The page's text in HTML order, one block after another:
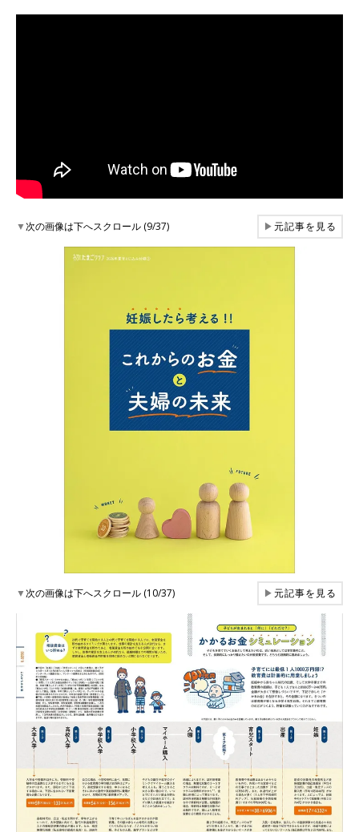
▼次の画像は下へスクロール (9/37) ▶元記事を見る
▼次の画像は下へスクロール (10/37) ▶元記事を見る